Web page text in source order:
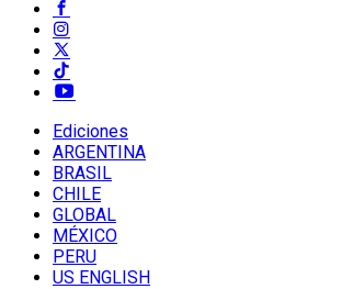
Ediciones
ARGENTINA
BRASIL
CHILE
GLOBAL
MÉXICO
PERU
US ENGLISH